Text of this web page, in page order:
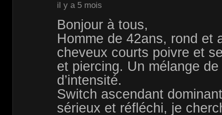
il y a 5 mois
Bonjour à tous,
Homme de 42ans, rond et
cheveux courts poivre et
et piercing. Un mélange
d’intensité.
Switch ascendant
sérieux et réfléchi, je